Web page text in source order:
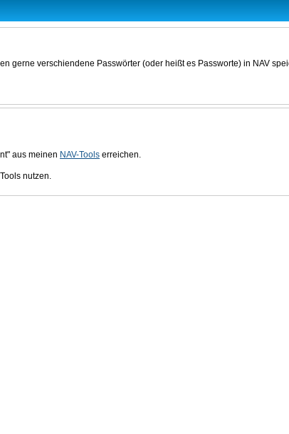
gerne verschiendene Passwörter (oder heißt es Passworte) in NAV
aus meinen NAV-Tools erreichen.
nutzen.